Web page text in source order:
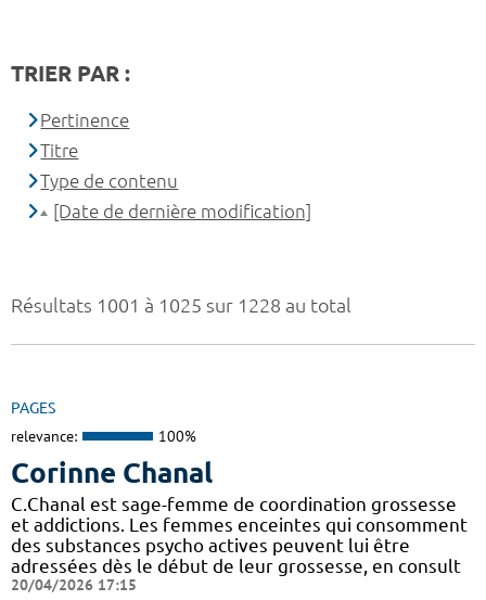
Résultats 1001 à 1025 sur 1228 au total
PAGES
relevance: 100%
Corinne Chanal
C.Chanal est sage-femme de coordination grossesse
et addictions. Les femmes enceintes qui consomment
des substances psycho actives peuvent lui être
adressées dès le début de leur grossesse, en consult
20/04/2026 17:15
TRIER PAR :
Pertinence
Titre
Type de contenu
[Date de dernière modification]